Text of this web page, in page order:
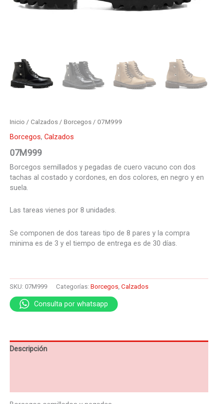
Inicio / Calzados / Borcegos / 07M999
Borcegos, Calzados
07M999
Borcegos semillados y pegadas de cuero vacuno con dos
tachas al costado y cordones, en dos colores, en negro y en
suela.
Las tareas vienes por 8 unidades.
Se componen de dos tareas tipo de 8 pares y la compra
minima es de 3 y el tiempo de entrega es de 30 días.
SKU: 07M999 Categorías: Borcegos, Calzados
Consulta por whatsapp
Descripción